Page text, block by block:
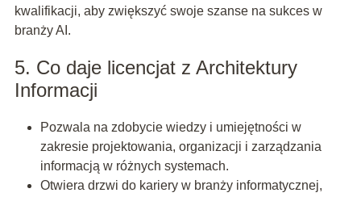
kwalifikacji, aby zwiększyć swoje szanse na sukces w
branży AI.
5. Co daje licencjat z Architektury
Informacji
Pozwala na zdobycie wiedzy i umiejętności w
zakresie projektowania, organizacji i zarządzania
informacją w różnych systemach.
Otwiera drzwi do kariery w branży informatycznej,